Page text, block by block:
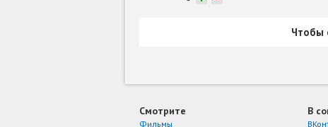
Чтобы
Смотрите
Фильмы
В